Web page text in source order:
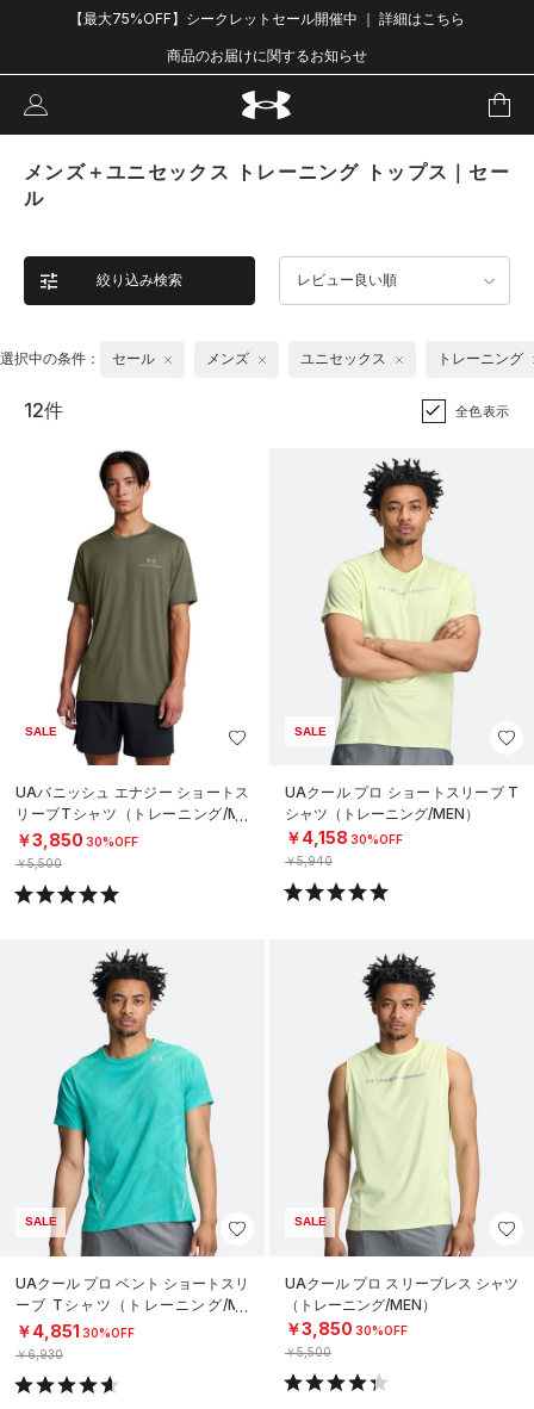
【最大75%OFF】シークレットセール開催中 ｜ 詳細はこちら
商品のお届けに関するお知らせ
メンズ＋ユニセックス トレーニング トップス｜セー
ル
絞り込み検索 レビュー良い順
選択中の条件： セール メンズ ユニセックス トレーニング
12件 全色表示
SALE
UAバニッシュ エナジー ショートス
リーブTシャツ（トレーニング/ME
N）
￥3,850 30%OFF
￥5,500
SALE
UAクール プロ ショートスリーブ T
シャツ（トレーニング/MEN）
￥4,158 30%OFF
￥5,940
SALE
UAクール プロ ベント ショートスリ
ーブ Tシャツ（トレーニング/ME
N）
￥4,851 30%OFF
￥6,930
SALE
UAクール プロ スリーブレス シャツ
（トレーニング/MEN）
￥3,850 30%OFF
￥5,500